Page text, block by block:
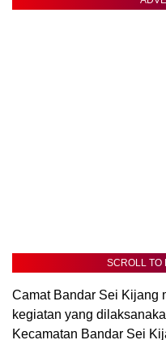
SCROLL TO
Camat Bandar Sei Kijang
kegiatan yang
Kecamatan Bandar Sei